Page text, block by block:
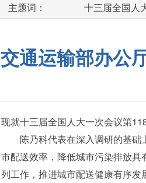
主题词：
十三届全国人
交通运输部办公
现就十三届全国人大一次会议第
陈乃科代表在深入调研的基础
市配送效率，降低城市污染排放
列工作，推进城市配送健康有序发